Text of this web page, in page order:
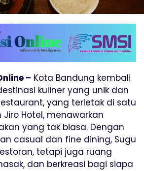
– Kota Bandung kembali
kuliner yang unik dan
yang terletak di satu
Hotel, menawarkan
yang tak biasa. Dengan
casual dan fine dining, Sugu
tetapi juga ruang
dan berkreasi bagi siapa